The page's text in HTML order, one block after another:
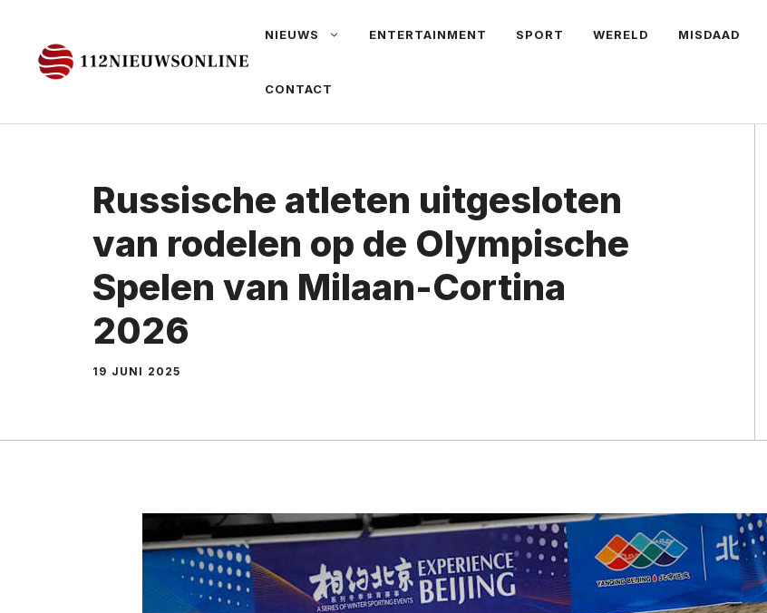
NIEUWS ENTERTAINMENT SPORT WERELD MISDAAD
CONTACT
Russische atleten uitgesloten
van rodelen op de Olympische
Spelen van Milaan-Cortina
2026
19 JUNI 2025